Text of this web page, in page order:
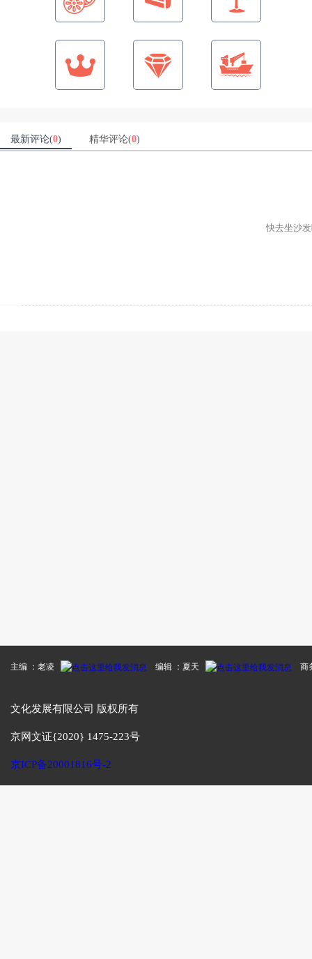
最新评论(0) 精华评论(0)
快去坐沙
主编 ：老凌 编辑 ：夏天 商
文化发展有限公司 版权所有
京网文证{2020} 1475-223号
京ICP备20001816号-2